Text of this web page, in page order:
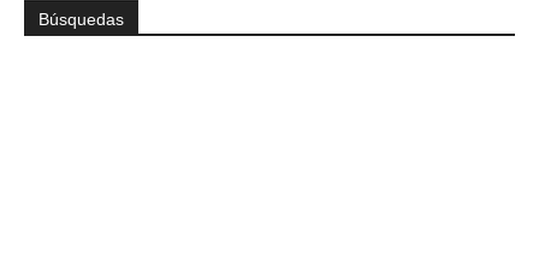
Búsquedas